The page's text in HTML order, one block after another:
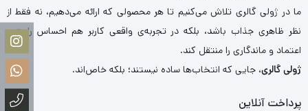
ما در ژولی گالری تلاش می‌کنیم تا هر محصولی که ارائه می‌دهیم، نه فقط از
نظر ظاهری جذاب باشد، بلکه در تجربه‌ی واقعی کاربر هم احساس راحتی،
اعتماد و ماندگاری را منتقل کند.
ژولی گالری، جایی که انتخاب‌ها ساده نیستند؛ بلکه خاص‌اند.
پرداخت آنلاین